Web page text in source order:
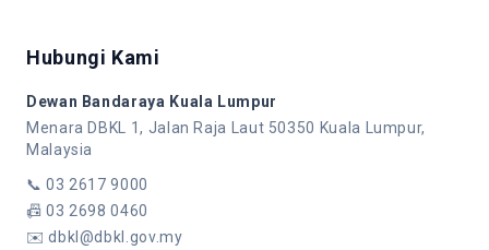
Hubungi Kami
Dewan Bandaraya Kuala Lumpur
Menara DBKL 1, Jalan Raja Laut 50350 Kuala Lumpur,
Malaysia
📞03 2617 9000
📠03 2698 0460
✉️dbkl@dbkl.gov.my